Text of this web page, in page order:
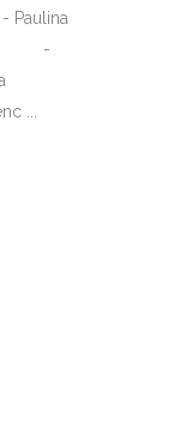
-
...